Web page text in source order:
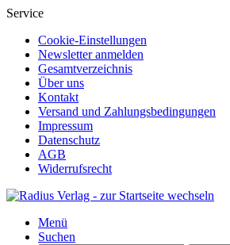
Service
Cookie-Einstellungen
Newsletter anmelden
Gesamtverzeichnis
Über uns
Kontakt
Versand und Zahlungsbedingungen
Impressum
Datenschutz
AGB
Widerrufsrecht
Menü
Suchen